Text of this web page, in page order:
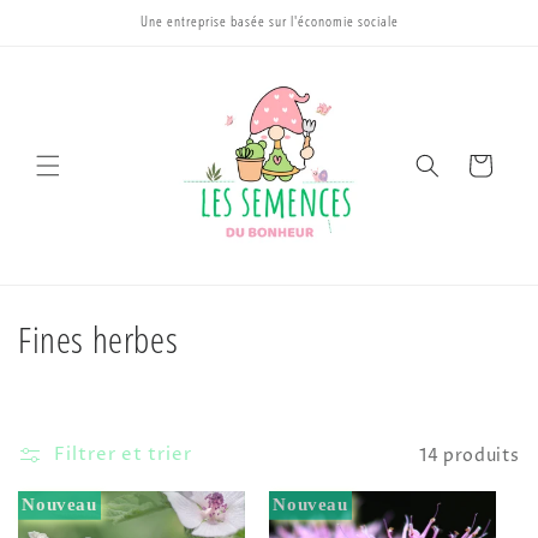
Une entreprise basée sur l'économie sociale
Panier
C
l
e
Fines herbes
Filtrer et trier 14 produits
Nouveau Nouveau